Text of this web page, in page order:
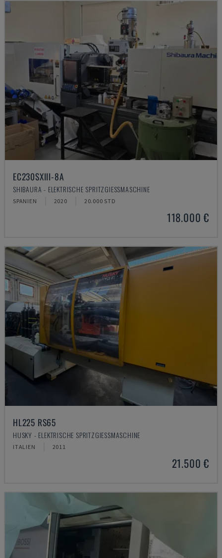
EC230SXIII-8A
SHIBAURA - ELEKTRISCHE SPRITZGIESSMASCHINE
SPANIEN 2020 20.000 STD
118.000 €
HL225 RS65
HUSKY - ELEKTRISCHE SPRITZGIESSMASCHINE
ITALIEN 2011
21.500 €